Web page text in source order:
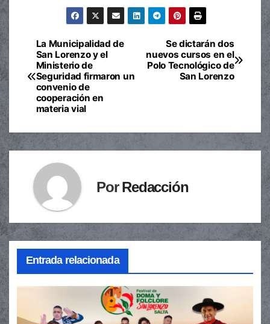
Navegación
de
entradas
Se dictarán dos
nuevos cursos en el
Polo Tecnológico de
San Lorenzo
La Municipalidad de
San Lorenzo y el
Ministerio de
Seguridad firmaron un
convenio de
cooperación en
materia vial
PorRedacción
Entrada relacionada